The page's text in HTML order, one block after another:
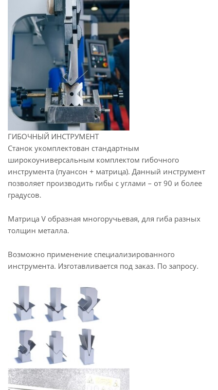
ГИБОЧНЫЙ ИНСТРУМЕНТ
Станок укомплектован стандартным
широкоуниверсальным комплектом гибочного
инструмента (пуансон + матрица). Данный инструмент
позволяет производить гибы с углами – от 90 и более
градусов.
Матрица V образная многоручьевая, для гиба разных
толщин металла.
Возможно применение специализированного
инструмента. Изготавливается под заказ. По запросу.